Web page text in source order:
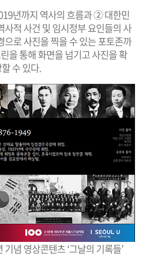
년까지 역사의 흐름과 ② 대한민
적 사건 및 임시정부 요인들의 사
로 사진을 찍을 수 있는 포토존까
을 통해 화면을 넘기고 사진을 확
수 있다.
념 영상콘텐츠 ‘그날의 기록들’